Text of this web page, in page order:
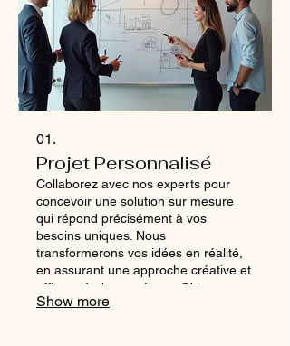
01.
Projet Personnalisé
Collaborez avec nos experts pour
concevoir une solution sur mesure
qui répond précisément à vos
besoins uniques. Nous
transformerons vos idées en réalité,
en assurant une approche créative et
efficace à chaque étape. Obtenez un
résultat qui dépasse vos attentes
Show more